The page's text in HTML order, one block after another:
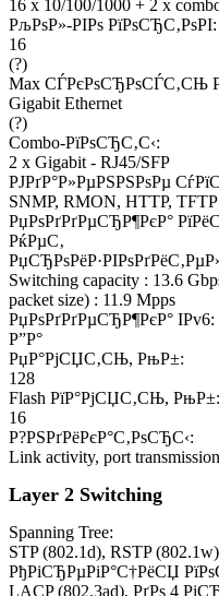
16 x 10/100/1000 + 2 x
РљРѕР»-РІРѕ РїРѕСЂС‚РѕРІ:
16
(?)
Max СЃРєРѕСЂРѕСЃС‚СЊ
Gigabit Ethernet
(?)
Combo-РїРѕСЂС‚С‹:
2 x Gigabit - RJ45/SFP
РЈРґР°Р»РµРЅРЅРѕРµ
SNMP, RMON, HTTP, TFTP
РџРѕРґРґРµСЂР¶РєР°
РќРµС‚
Switching capacity : 13.6
packet size) : 11.9 Mpps
РџРѕРґРґРµСЂР¶РєР° IPv6:
Р”Р°
РџР°РјСЏС‚СЊ, РњР±:
128
Flash РїР°РјСЏС‚СЊ, РњР±:
16
Р?РЅРґРёРєР°С‚РѕСЂС‹:
Link activity, port
Layer 2 Switching
Spanning Tree:
STP (802.1d), RSTP (802.1w)
РђРіСЂРµРіР°С†РёСЏ
LACP (802.3ad), РґРѕ 4